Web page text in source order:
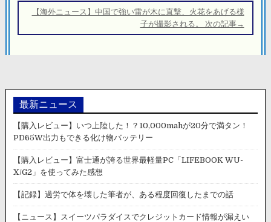
ー 【海外ニュース】中国で強い雷が木に直撃、火花をあげる様
子が撮影される。 次の記事→
最新ニュース
【購入レビュー】いつ上陸した！？10,000mahが20分で満タン！
PD65W出力もできる化け物バッテリー
【購入レビュー】富士通が誇る世界最軽量PC「LIFEBOOK WU-
X/G2」を使ってみた感想
【記録】過労で体を壊した筆者が、ある程度回復したまでの話
【ニュース】スイーツパラダイスでクレジットカード情報が漏えい